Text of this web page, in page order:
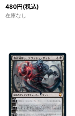
480円(税込)
在庫なし